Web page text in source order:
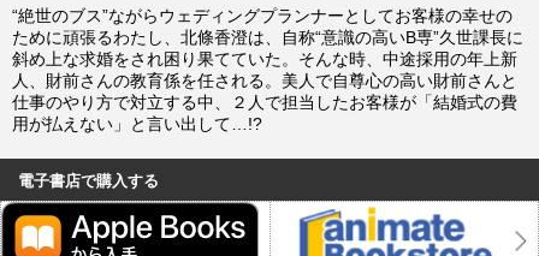
“絶世のブス”ながらウェディングプランナーとしてお客様の幸せの
ために頑張るわたし、北條香澄は、自称“意識の高いB専”久世課長に
斜め上な求婚をされ困り果てていた。そんな時、中途採用の年上新
人、財前さんの教育係を任される。美人で自尊心の高い財前さんと
仕事のやり方で対立する中、２人で担当したお客様が「結婚式の費
用が払えない」と言い出して…!?
電子書店で購入する